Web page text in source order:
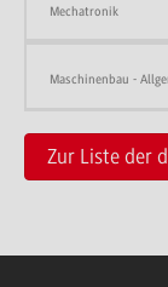
Mechatronik
Maschinenbau -
Zur Liste der